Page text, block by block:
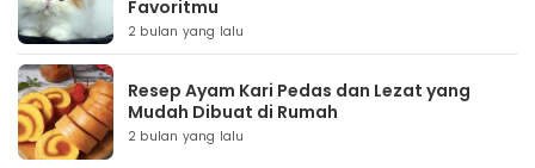
Favoritmu
2 bulan yang lalu
Resep Ayam Kari Pedas dan Lezat yang
Mudah Dibuat di Rumah
2 bulan yang lalu